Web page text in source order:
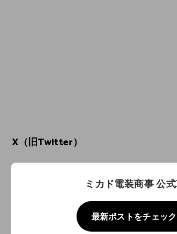
X（旧Twitter）
ミカド電装商事 公
最新ポストをチェック